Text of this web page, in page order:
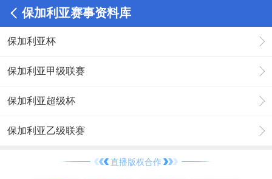
保加利亚赛事资料库
保加利亚杯
保加利亚甲级联赛
保加利亚超级杯
保加利亚乙级联赛
直播版权合作